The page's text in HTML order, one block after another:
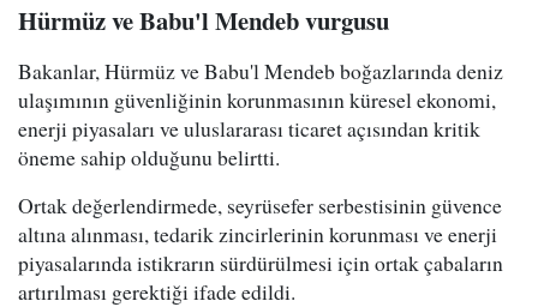
Hürmüz ve Babu'l Mendeb vurgusu
Bakanlar, Hürmüz ve Babu'l Mendeb boğazlarında deniz
ulaşımının güvenliğinin korunmasının küresel ekonomi,
enerji piyasaları ve uluslararası ticaret açısından kritik
öneme sahip olduğunu belirtti.
Ortak değerlendirmede, seyrüsefer serbestisinin güvence
altına alınması, tedarik zincirlerinin korunması ve enerji
piyasalarında istikrarın sürdürülmesi için ortak çabaların
artırılması gerektiği ifade edildi.